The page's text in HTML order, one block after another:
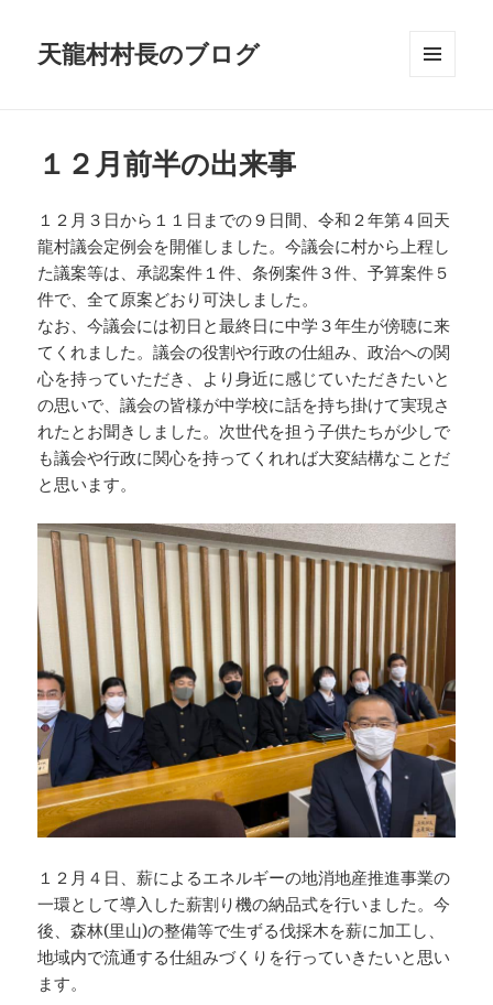
天龍村村長のブログ
１２月前半の出来事
１２月３日から１１日までの９日間、令和２年第４回天
龍村議会定例会を開催しました。今議会に村から上程し
た議案等は、承認案件１件、条例案件３件、予算案件５
件で、全て原案どおり可決しました。
なお、今議会には初日と最終日に中学３年生が傍聴に来
てくれました。議会の役割や行政の仕組み、政治への関
心を持っていただき、より身近に感じていただきたいと
の思いで、議会の皆様が中学校に話を持ち掛けて実現さ
れたとお聞きしました。次世代を担う子供たちが少しで
も議会や行政に関心を持ってくれれば大変結構なことだ
と思います。
１２月４日、薪によるエネルギーの地消地産推進事業の
一環として導入した薪割り機の納品式を行いました。今
後、森林(里山)の整備等で生ずる伐採木を薪に加工し、
地域内で流通する仕組みづくりを行っていきたいと思い
ます。